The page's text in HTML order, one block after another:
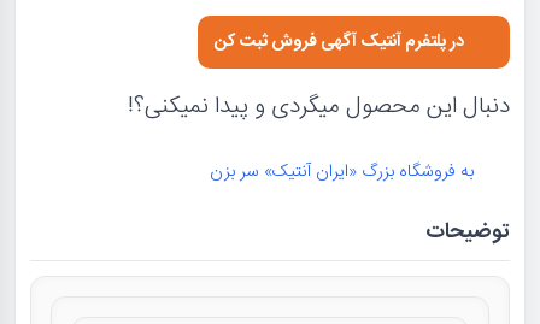
در پلتفرم آنتیک آگهی فروش ثبت کن
دنبال این محصول میگردی و پیدا نمیکنی؟!
به فروشگاه بزرگ «ایران آنتیک» سر بزن
توضیحات